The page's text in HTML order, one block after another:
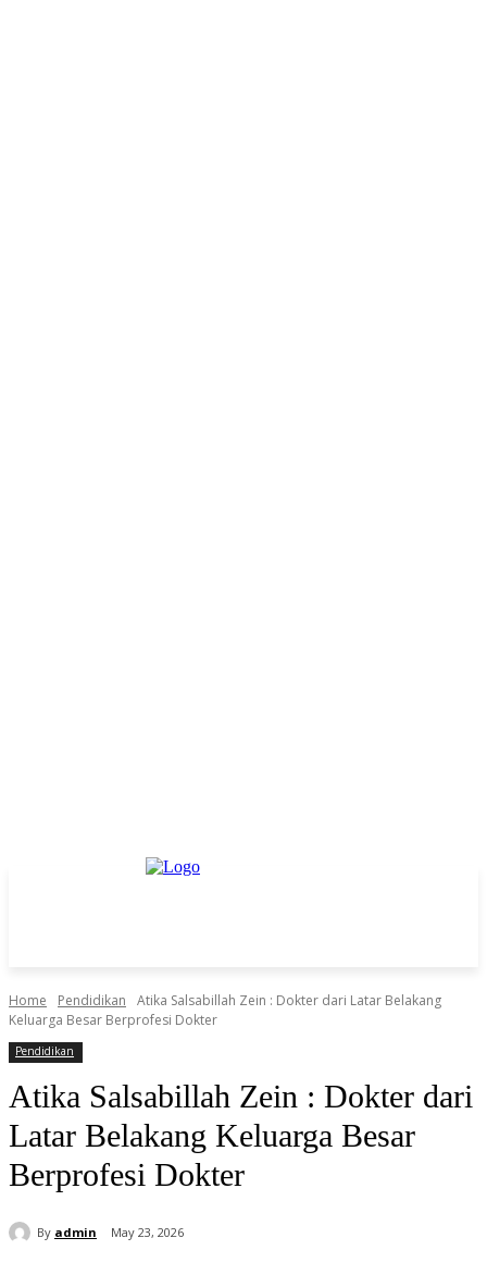
Home Pendidikan
Atika Salsabillah Zein : Dokter dari Latar Belakang
Keluarga Besar Berprofesi Dokter
Pendidikan
Atika Salsabillah Zein : Dokter dari
Latar Belakang Keluarga Besar
Berprofesi Dokter
By admin May 23, 2026